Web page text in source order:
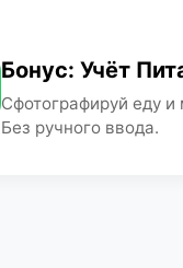
Бонус: Учёт
Сфотографируй еду
Без ручного ввода.